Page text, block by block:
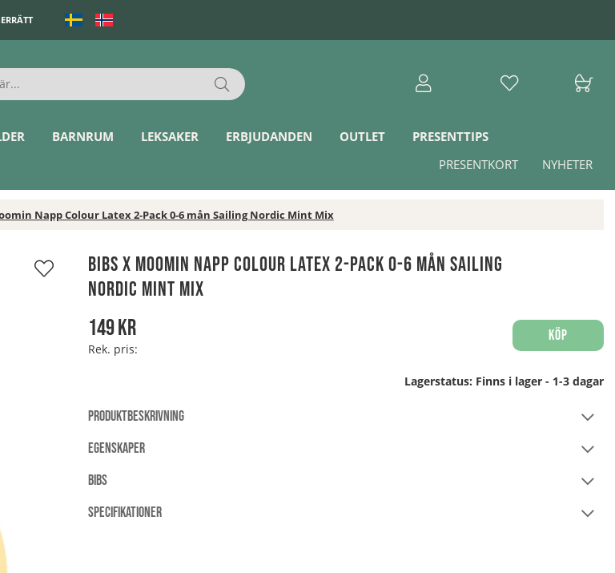
BARNRUM LEKSAKER ERBJUDANDEN OUTLET
PRESENTTIPS
NYHETER
PRESENTKORT
Napp Colour Latex 2-Pack 0-6 mån Sailing Nordic Mint Mix
BIBS x Moomin Napp Colour Latex 2-Pack 0-6 mån Sailing
Nordic Mint Mix
149kr
Rek. pris:
Köp
Lagerstatus: Finns i lager - 1-3 dagar
PRODUKTBESKRIVNING
EGENSKAPER
BIBS
SPECIFIKATIONER